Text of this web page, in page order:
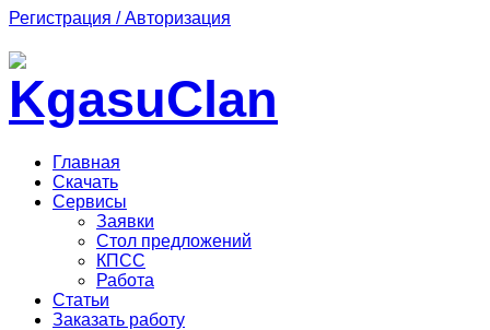
Регистрация / Авторизация
Главная
Скачать
Сервисы
Заявки
Стол предложений
КПСС
Работа
Статьи
Заказать работу